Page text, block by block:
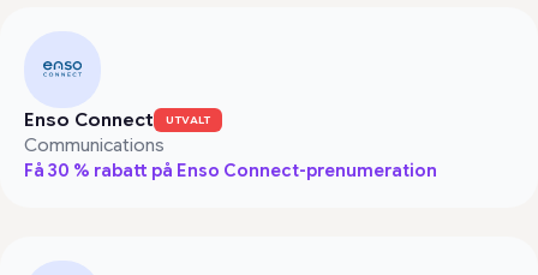
Enso Connect UTVALT
Communications
Få 30 % rabatt på Enso Connect-prenumeration